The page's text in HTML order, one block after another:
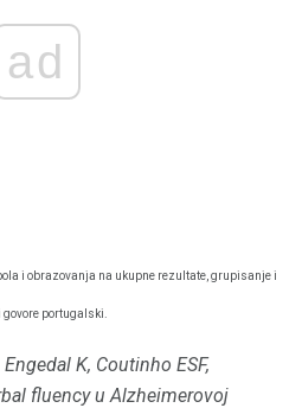
ad
i obrazovanja na ukupne rezultate, grupisanje i
portugalski.
K, Coutinho ESF,
fluency u Alzheimerovoj